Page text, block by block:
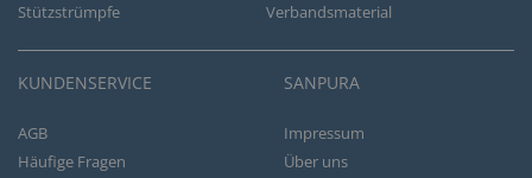
Stützstrümpfe
Verbandsmaterial
KUNDENSERVICE
AGB
Häufige Fragen
SANPURA
Impressum
Über uns